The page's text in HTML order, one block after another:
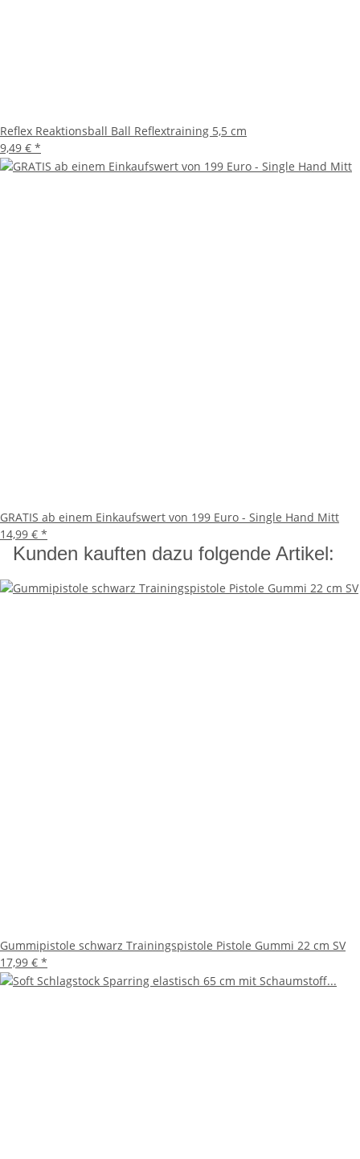
Reflex Reaktionsball Ball Reflextraining 5,5 cm
9,49 € *
GRATIS ab einem Einkaufswert von 199 Euro - Single Hand Mitt
14,99 € *
Kunden kauften dazu folgende Artikel:
Gummipistole schwarz Trainingspistole Pistole Gummi 22 cm SV
17,99 € *